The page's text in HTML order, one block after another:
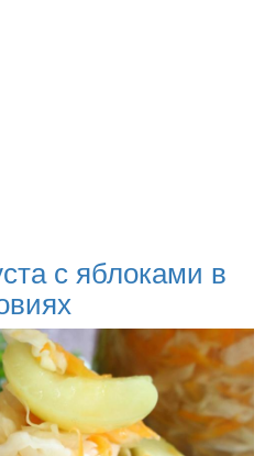
с яблоками в